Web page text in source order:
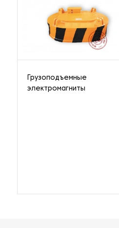
Грузоподъемные
электромагниты